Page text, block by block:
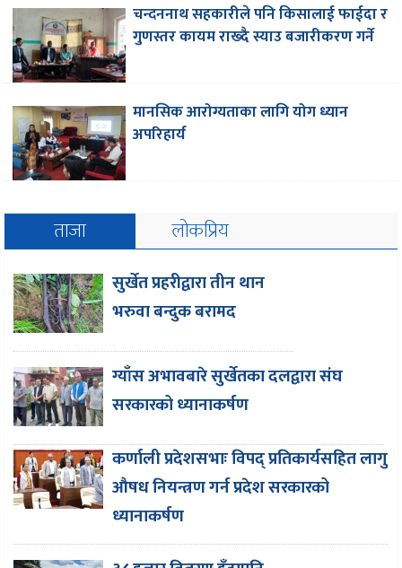
चन्दननाथ सहकारीले पनि किसालाई फाईदा र
गुणस्तर कायम राख्दै स्याउ बजारीकरण गर्ने
मानसिक आरोग्यताका लागि योग ध्यान
अपरिहार्य
ताजा लोकप्रिय
सुर्खेत प्रहरीद्वारा तीन थान
भरुवा बन्दुक बरामद
ग्याँस अभावबारे सुर्खेतका दलद्वारा संघ
सरकारको ध्यानाकर्षण
कर्णाली प्रदेशसभाः विपद् प्रतिकार्यसहित लागु
औषध नियन्त्रण गर्न प्रदेश सरकारको
ध्यानाकर्षण